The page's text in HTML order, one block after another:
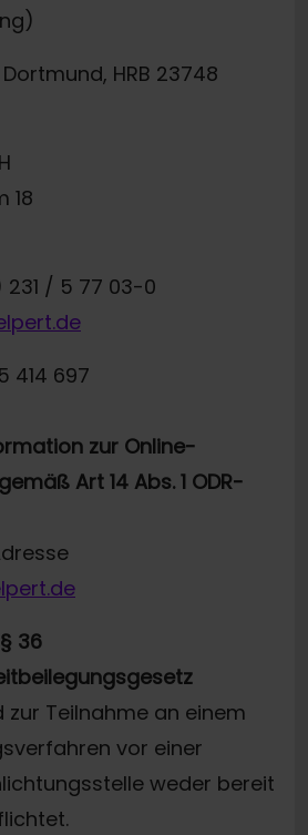
Dortmund, HRB 23748
18
/ 5 77 03-0
414 697
zur Online-
Art 14 Abs. 1 ODR-
36
zur Teilnahme an einem
vor einer
weder bereit